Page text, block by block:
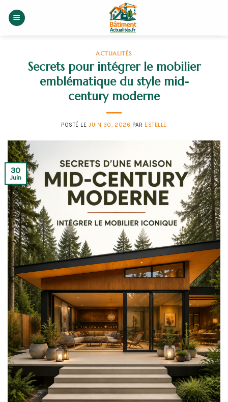
ACTUALITÉS
Secrets pour intégrer le mobilier
emblématique du style mid-
century moderne
POSTÉ LEJUIN 30, 2026 PAR ESTELLE
30
Juin